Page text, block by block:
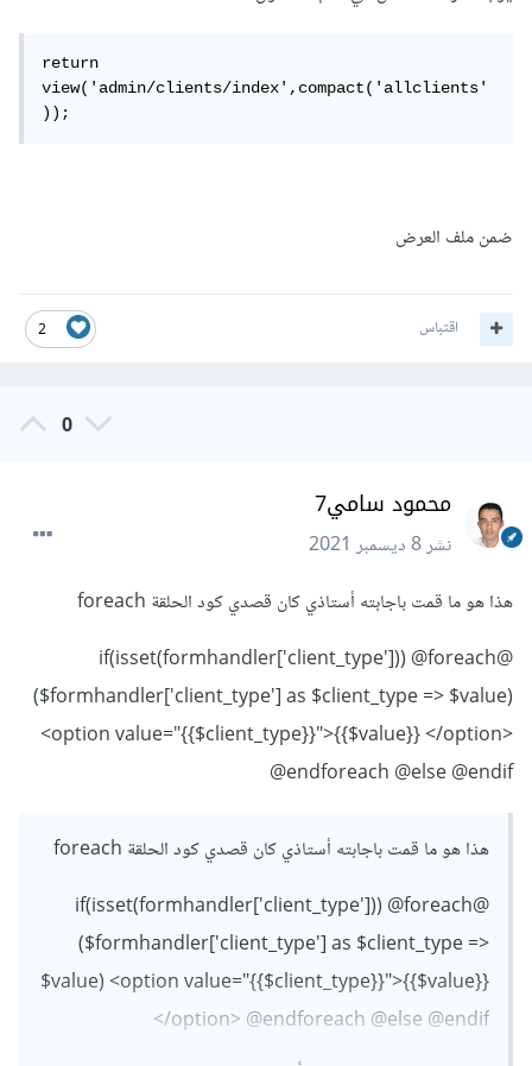
return
view('admin/clients/index',compact('allclients'
));
ضمن ملف العرض
2 اقتباس
0
محمود سامي7
نشر8 ديسمبر 2021
هذا هو ما قمت باجابته أستاذي كان قصدي كود الحلقة foreach
@if(isset(formhandler['client_type'])) @foreach
($formhandler['client_type'] as $client_type => $value)
<option value="{{$client_type}}">{{$value}} </option>
@endforeach @else @endif
هذا هو ما قمت باجابته أستاذي كان قصدي كود الحلقة foreach
@if(isset(formhandler['client_type'])) @foreach
($formhandler['client_type'] as $client_type =>
$value) <option value="{{$client_type}}">{{$value}}
</option> @endforeach @else @endif